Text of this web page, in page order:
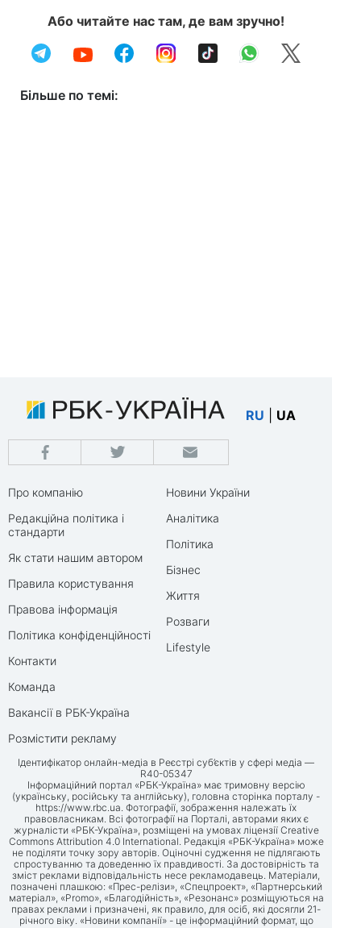
Або читайте нас там, де вам зручно!
Більше по темі:
RU UA
Про компанію
Редакційна політика і
стандарти
Як стати нашим автором
Правила користування
Правова інформація
Політика конфіденційності
Контакти
Команда
Вакансії в РБК-Україна
Розмістити рекламу
Новини України
Аналітика
Політика
Бізнес
Життя
Розваги
Lifestyle
Ідентифікатор онлайн-медіа в Реєстрі суб’єктів у сфері медіа —
R40-05347
Інформаційний портал «РБК-Україна» має тримовну версію
(українську, російську та англійську), головна сторінка порталу -
https://www.rbc.ua. Фотографії, зображення належать їх
правовласникам. Всі фотографії на Порталі, авторами яких є
журналісти «РБК-Україна», розміщені на умовах ліцензії Creative
Commons Attribution 4.0 International. Редакція «РБК-Україна» може
не поділяти точку зору авторів. Оціночні судження не підлягають
спростуванню та доведенню їх правдивості. За достовірність та
зміст реклами відповідальність несе рекламодавець. Матеріали,
позначені плашкою: «Прес-релізи», «Спецпроект», «Партнерський
матеріал», «Promo», «Благодійність», «Резонанс» розміщуються на
правах реклами і призначені, як правило, для осіб, які досягли 21-
річного віку. «Новини компанії» - це інформаційний формат, що